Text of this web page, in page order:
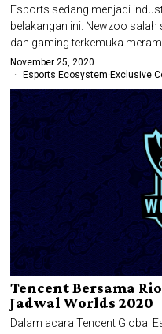
Esports sedang menjadi
belakangan ini. Newzoo
dan gaming terkemuka
November 25, 2020
Esports Ecosystem· Exclusive
Tencent Bersama
Jadwal Worlds 2020
Dalam acara Tencent Global